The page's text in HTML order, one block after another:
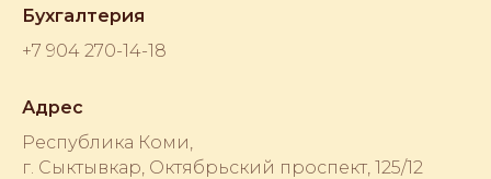
Бухгалтерия
+7 904 270-14-18
Адрес
Республика Коми,
г. Сыктывкар, Октябрьский проспект, 125/12